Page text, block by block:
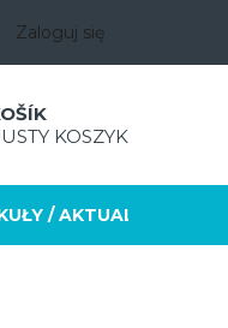
Zaloguj się
KOSZYK
/ AKTUALNOŚCI